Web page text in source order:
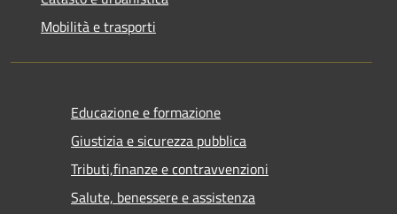
Mobilità e trasporti
Educazione e formazione
Giustizia e sicurezza pubblica
Tributi,finanze e contravvenzioni
Salute, benessere e assistenza